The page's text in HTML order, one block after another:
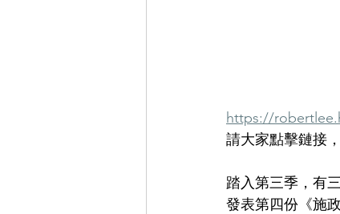
https://
請大家點擊鏈接
踏入第三季，有
發表第四份《施